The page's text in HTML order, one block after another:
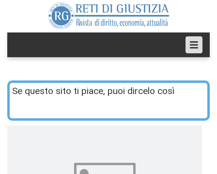
Se questo sito ti piace, puoi dircelo così